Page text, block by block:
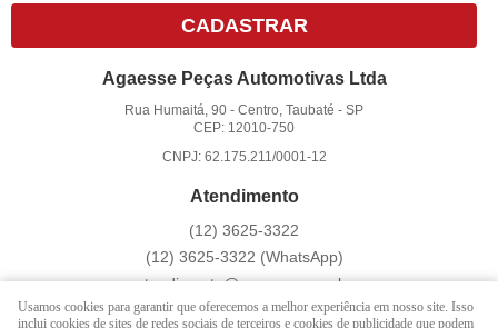
CADASTRAR
Agaesse Peças Automotivas Ltda
Rua Humaitá, 90 -Centro, Taubaté -SP
CEP: 12010-750
CNPJ: 62.175.211/0001-12
Atendimento
(12) 3625-3322
(12) 3625-3322 (WhatsApp)
atendimento@agaesse.com.br
Usamos cookies para garantir que oferecemos a melhor experiência em nosso site. Isso
inclui cookies de sites de redes sociais de terceiros e cookies de publicidade que podem